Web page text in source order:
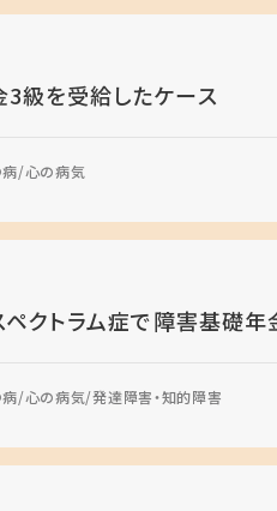
級を受給したケース
病 心の病気
ペクトラム症で障害基礎
病 心の病気 発達障害・知的障害